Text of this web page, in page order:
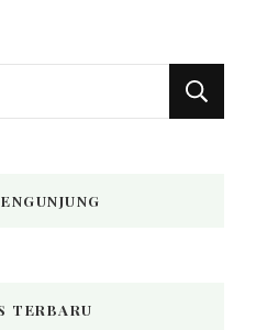
TERBARU